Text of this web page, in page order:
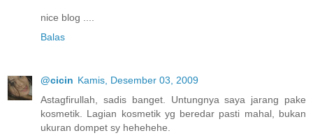
nice blog ....
Balas
@cicin Kamis, Desember 03, 2009
Astagfirullah, sadis banget. Untungnya saya jarang pake
kosmetik. Lagian kosmetik yg beredar pasti mahal, bukan
ukuran dompet sy hehehehe.